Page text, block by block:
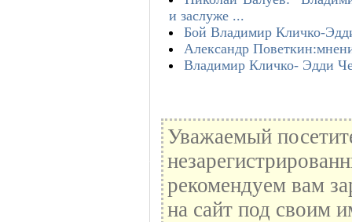
и заслуже ...
Бой Владимир Кличко-
Александр
Владимир Кличко- Эдди
Уважаемый
рекомендуем вам
на сайт под своим